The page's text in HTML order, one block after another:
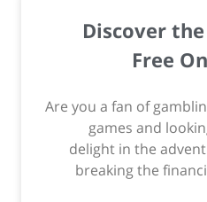
Discover
Free
Are you a fan of
games and
delight in the
breaking the